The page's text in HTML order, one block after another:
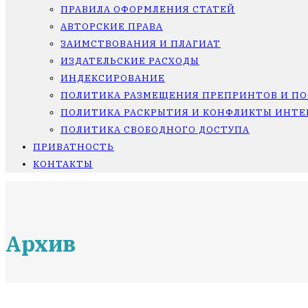
ПРАВИЛА ОФОРМЛЕНИЯ СТАТЕЙ
АВТОРСКИЕ ПРАВА
ЗАИМСТВОВАНИЯ И ПЛАГИАТ
ИЗДАТЕЛЬСКИЕ РАСХОДЫ
ИНДЕКСИРОВАНИЕ
ПОЛИТИКА РАЗМЕЩЕНИЯ ПРЕПРИНТОВ И
ПОЛИТИКА РАСКРЫТИЯ И КОНФЛИКТЫ
ПОЛИТИКА СВОБОДНОГО ДОСТУПА
ПРИВАТНОСТЬ
КОНТАКТЫ
Архив